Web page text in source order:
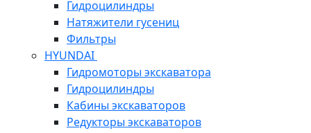
Гидроцилиндры
Натяжители гусениц
Фильтры
HYUNDAI
Гидромоторы экскаватора
Гидроцилиндры
Кабины экскаваторов
Редукторы экскаваторов